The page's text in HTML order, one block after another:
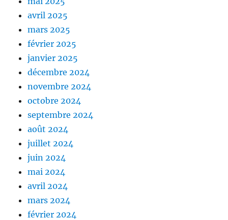
avril 2025
mars 2025
février 2025
janvier 2025
décembre 2024
novembre 2024
octobre 2024
septembre 2024
août 2024
juillet 2024
juin 2024
mai 2024
avril 2024
mars 2024
février 2024